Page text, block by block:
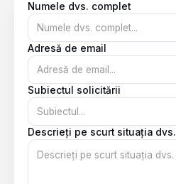
Numele dvs. complet
Adresă de email
Subiectul solicitării
Descrieți pe scurt situația dvs.